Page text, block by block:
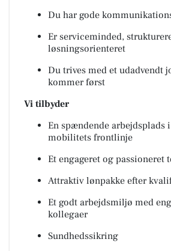
Du har gode
Er serviceminded,
løsningsorienteret
Du trives med et udadvendt
kommer først
Vi tilbyder
En spændende arbejdsplads
mobilitets frontlinje
Et engageret og passioneret
Attraktiv lønpakke efter
Et godt arbejdsmiljø med
kollegaer
Sundhedssikring